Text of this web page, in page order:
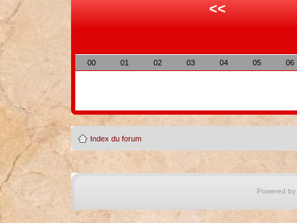
<<
00 01 02 03 04 05 06
Index du forum
Powered by